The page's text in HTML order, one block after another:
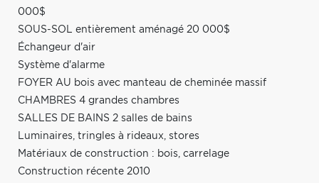
000$
SOUS-SOL entièrement aménagé 20 000$
Échangeur d'air
Système d'alarme
FOYER AU bois avec manteau de cheminée massif
CHAMBRES 4 grandes chambres
SALLES DE BAINS 2 salles de bains
Luminaires, tringles à rideaux, stores
Matériaux de construction : bois, carrelage
Construction récente 2010